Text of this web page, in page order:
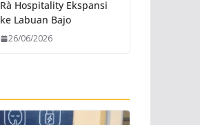
Rà Hospitality Ekspansi
ke Labuan Bajo
26/06/2026